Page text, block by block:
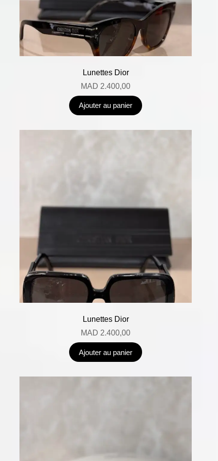
Lunettes Dior
MAD 2.400,00
Ajouter au panier
Lunettes Dior
MAD 2.400,00
Ajouter au panier